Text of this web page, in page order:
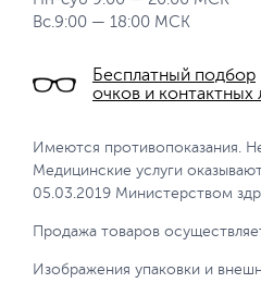
Вс.9:00 — 18:00 МСК
Бесплатный подбор
очков и контактных
Имеются противопоказания.
Медицинские услуги
05.03.2019 Министерством
Продажа товаров
Изображения упаковки и